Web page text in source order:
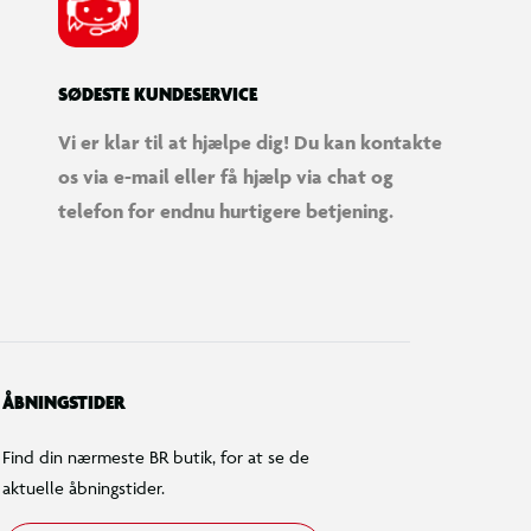
SØDESTE KUNDESERVICE
Vi er klar til at hjælpe dig! Du kan kontakte
os via e-mail eller få hjælp via chat og
telefon for endnu hurtigere betjening.
ÅBNINGSTIDER
Find din nærmeste BR butik, for at se de
aktuelle åbningstider.